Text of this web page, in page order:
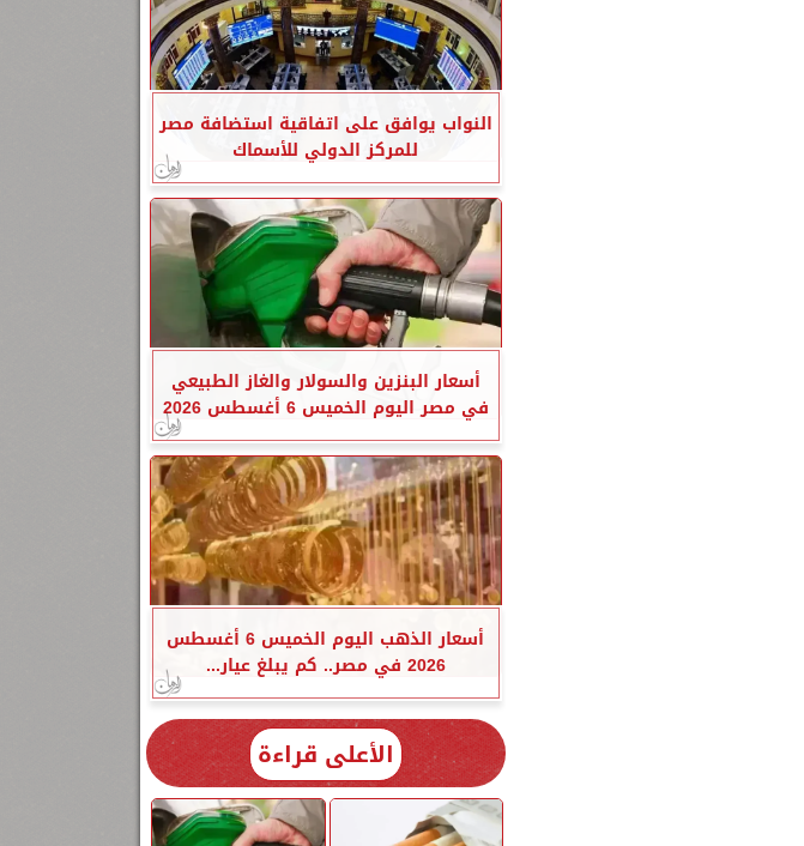
النواب يوافق على اتفاقية استضافة مصر
للمركز الدولي للأسماك
أسعار البنزين والسولار والغاز الطبيعي
في مصر اليوم الخميس 6 أغسطس 2026
أسعار الذهب اليوم الخميس 6 أغسطس
2026 في مصر.. كم يبلغ عيار...
الأعلى قراءة